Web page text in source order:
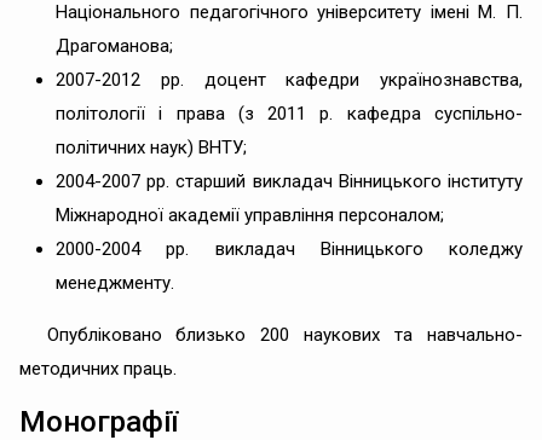
Національного педагогічного університету імені М. П.
Драгоманова;
2007-2012 рр. доцент кафедри українознавства,
політології і права (з 2011 р. кафедра суспільно-
політичних наук) ВНТУ;
2004-2007 рр. старший викладач Вінницького інституту
Міжнародної академії управління персоналом;
2000-2004 рр. викладач Вінницького коледжу
менеджменту.
Опубліковано близько 200 наукових та навчально-
методичних праць.
Монографії